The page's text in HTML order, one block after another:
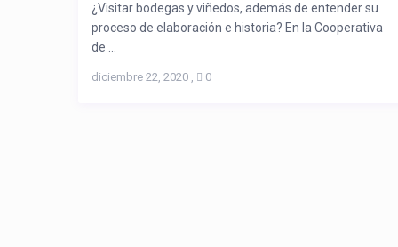
¿Visitar bodegas y viñedos, además de entender su
proceso de elaboración e historia? En la Cooperativa
de ...
diciembre 22, 2020 , 0